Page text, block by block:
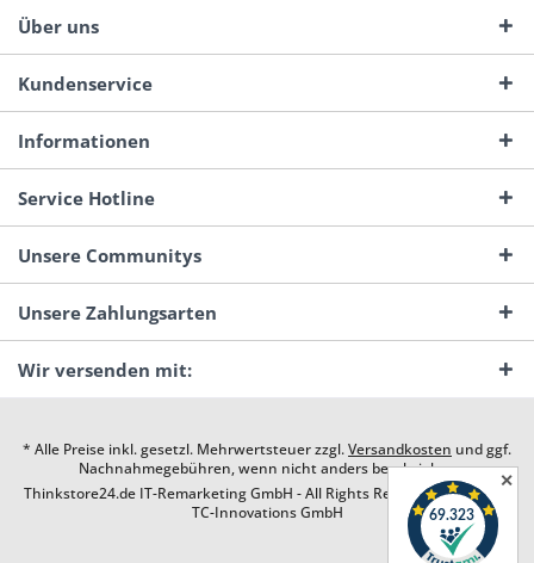
Über uns
Kundenservice
Informationen
Service Hotline
Unsere Communitys
Unsere Zahlungsarten
Wir versenden mit:
* Alle Preise inkl. gesetzl. Mehrwertsteuer zzgl.Versandkosten und ggf.
Nachnahmegebühren, wenn nicht anders beschrieben
Thinkstore24.de IT-Remarketing GmbH - All Rights Reserved. Design by
TC-Innovations GmbH
✕